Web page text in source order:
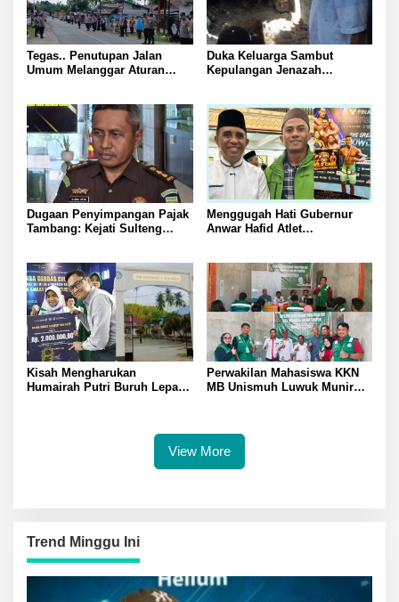
Tegas.. Penutupan Jalan
Umum Melanggar Aturan
Palang di Desa Lamo Silakan
Suarakan Aspirasi Jangan
Ganggu Jalan Umum
Duka Keluarga Sambut
Kepulangan Jenazah
Sedang Bekerja di PT UKK
Morut
Dugaan Penyimpangan Pajak
Tambang: Kejati Sulteng
Menggugah Hati Gubernur
Anwar Hafid Atlet
Berjuang Sendirian Perhatian
Pada Fitra Atlet Binaraga
Banggai
Kisah Mengharukan
Humairah Putri Buruh Lepas
Perwakilan Mahasiswa KKN
MB Unismuh Luwuk Munir
View More
Trend Minggu Ini